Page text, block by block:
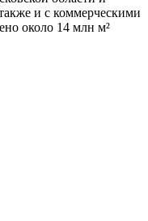
и с коммерческими
около 14 млн м²